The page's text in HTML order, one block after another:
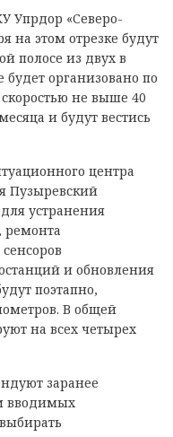
Упрдор «Северо-
на этом отрезке будут
полосе из двух в
организовано по
не выше 40
и будут вестись
центра
Пузыревский
устранения
ремонта
и обновления
поэтапно,
В общей
на всех четырех
заранее
вводимых